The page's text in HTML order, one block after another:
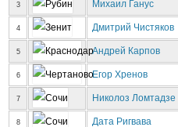
3 Михаил Ганус
4 Дмитрий Чистяков
5 Андрей Карпов
6 Егор Хренов
7 Николоз Ломтадзе
8 Дата Ригвава